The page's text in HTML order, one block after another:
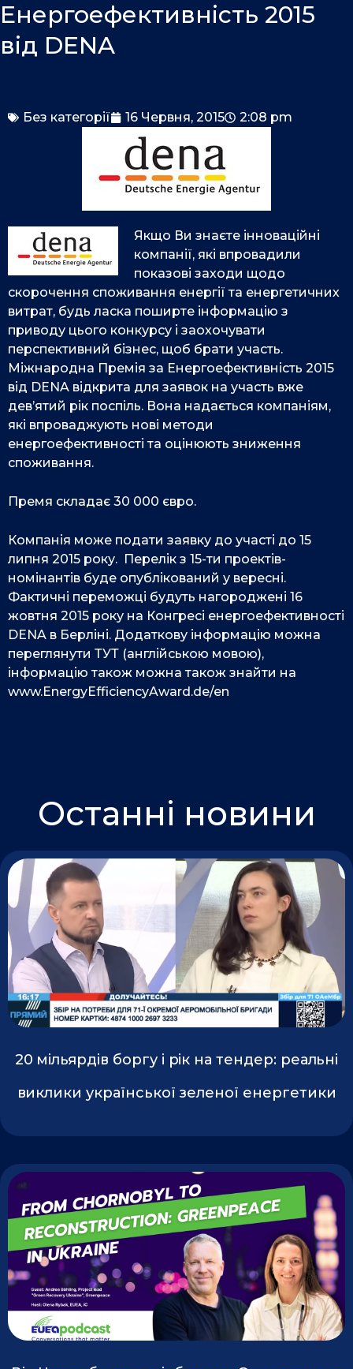
o
i
Енергоефективність 2015
від DENA
Без категорії 16 Червня, 2015 2:08 pm
Якщо Ви знаєте інноваційні
компанії, які впровадили
показові заходи щодо
скорочення споживання енергії та енергетичних
витрат, будь ласка поширте інформацію з
приводу цього конкурсу і заохочувати
перспективний бізнес, щоб брати участь.
Міжнародна Премія за Енергоефективність 2015
від DENA відкрита для заявок на участь вже
дев’ятий рік поспіль. Вона надається компаніям,
які впроваджують нові методи
енергоефективності та оцінюють зниження
споживання.
Премя складає 30 000 євро.
Компанія може подати заявку до участі до 15
липня 2015 року. Перелік з 15-ти проектів-
номінантів буде опублікований у вересні.
Фактичні переможці будуть нагороджені 16
жовтня 2015 року на Конгресі енергоефективності
DENA в Берліні. Додаткову інформацію можна
переглянути ТУТ (англійською мовою),
інформацію також можна також знайти на
www.EnergyEfficiencyAward.de/en
Останні новини
20 мільярдів боргу і рік на тендер: реальні
виклики української зеленої енергетики